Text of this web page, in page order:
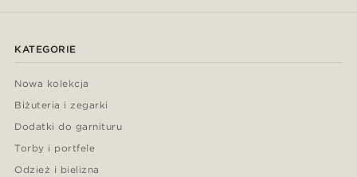
KATEGORIE
Nowa kolekcja
Biżuteria i zegarki
Dodatki do garnituru
Torby i portfele
Odzież i bielizna